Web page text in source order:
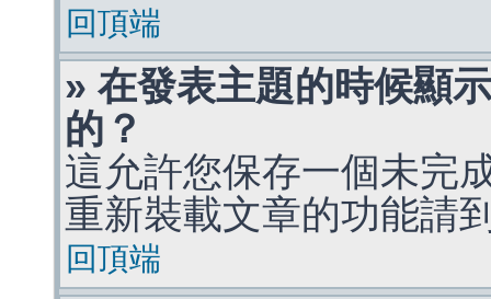
回頂端
» 在發表主題的時候顯
的？
這允許您保存一個未完
重新裝載文章的功能請
回頂端